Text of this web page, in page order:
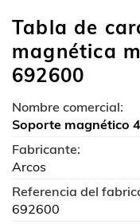
Tabla de
magnética
692600
Nombre comercial:
Soporte magnético
Fabricante:
Arcos
Referencia del
692600